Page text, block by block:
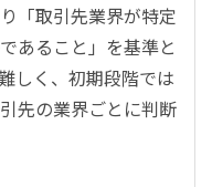
「取引先業界が特定
あること」を基準と
しく、初期段階では
先の業界ごとに判断